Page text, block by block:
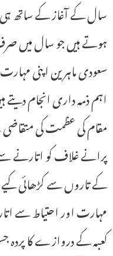
سال کے آغاز کے ساتھ
ہوتے ہیں جو سال میں
سعودی ماہرین اپنی
اہم ذمہ داری انجام
مقام کی عظمت کی متقاضی
پرانے غلاف کو
کے تاروں سے کڑھائی
مہارت اور احتیاط سے